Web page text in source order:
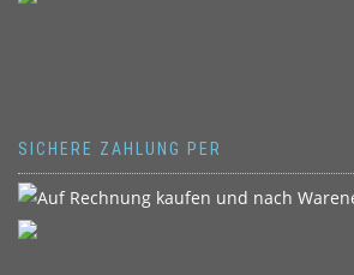
SICHERE ZAHLUNG PER